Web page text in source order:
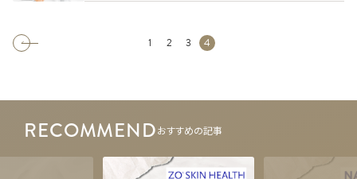
1 2 3 4
RECOMMENDおすすめの記事